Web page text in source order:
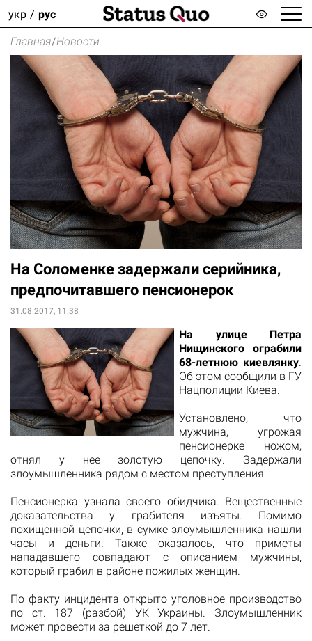
укр рус
Главная/Новости
На Соломенке задержали серийника,
предпочитавшего пенсионерок
31.08.2017, 11:38
На улице Петра
Нищинского ограбили
68-летнюю киевлянку.
Об этом сообщили в ГУ
Нацполиции Киева.
Установлено, что
мужчина, угрожая
пенсионерке ножом,
отнял у нее золотую цепочку. Задержали
злоумышленника рядом с местом преступления.
Пенсионерка узнала своего обидчика. Вещественные
доказательства у грабителя изъяты. Помимо
похищенной цепочки, в сумке злоумышленника нашли
часы и деньги. Также оказалось, что приметы
нападавшего совпадают с описанием мужчины,
который грабил в районе пожилых женщин.
По факту инцидента открыто уголовное производство
по ст. 187 (разбой) УК Украины. Злоумышленник
может провести за решеткой до 7 лет.